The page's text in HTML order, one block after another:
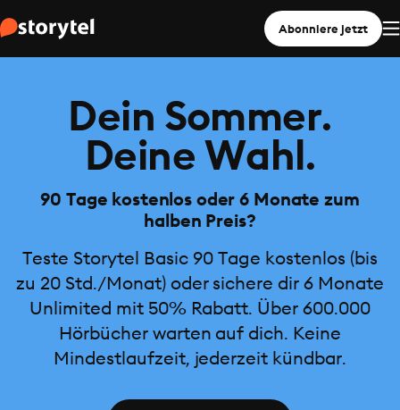
Abonniere jetzt
Dein Sommer.
Deine Wahl.
90 Tage kostenlos oder 6 Monate zum
halben Preis?
Teste Storytel Basic 90 Tage kostenlos (bis
zu 20 Std./Monat) oder sichere dir 6 Monate
Unlimited mit 50% Rabatt. Über 600.000
Hörbücher warten auf dich. Keine
Mindestlaufzeit, jederzeit kündbar.